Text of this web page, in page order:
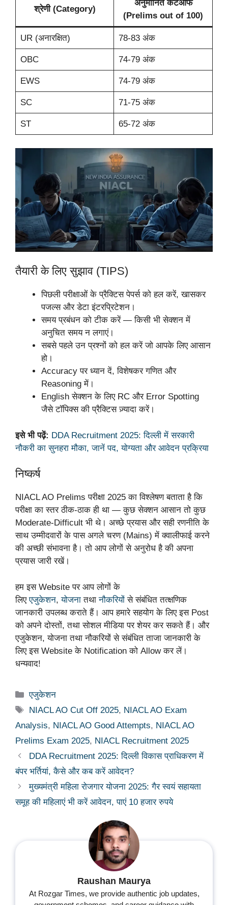
श्रेणी (Category)
अनुमानित कटऑफ
(Prelims out of 100)
UR (अनारक्षित) 78-83 अंक
OBC 74-79 अंक
EWS 74-79 अंक
SC 71-75 अंक
ST 65-72 अंक
तैयारी के लिए सुझाव (TIPS)
पिछली परीक्षाओं के प्रैक्टिस पेपर्स को हल करें, खासकर
पजल्स और डेटा इंटरप्रिटेशन।
समय प्रबंधन को टीक करें — किसी भी सेक्शन में
अनुचित समय न लगाएं।
सबसे पहले उन प्रश्नों को हल करें जो आपके लिए आसान
हो।
Accuracy पर ध्यान दें, विशेषकर गणित और
Reasoning में।
English सेक्शन के लिए RC और Error Spotting
जैसे टॉपिक्स की प्रैक्टिस ज़्यादा करें।
इसे भी पढ़ें: DDA Recruitment 2025: दिल्ली में सरकारी
नौकरी का सुनहरा मौका, जानें पद, योग्यता और आवेदन प्रक्रिया
निष्कर्ष
NIACL AO Prelims परीक्षा 2025 का विश्लेषण बताता है कि
परीक्षा का स्तर ठीक-ठाक ही था — कुछ सेक्शन आसान तो कुछ
Moderate-Difficult भी थे। अच्छे प्रयास और सही रणनीति के
साथ उम्मीदवारों के पास अगले चरण (Mains) में क्वालीफाई करने
की अच्छी संभावना है। तो आप लोगों से अनुरोध है की अपना
प्रयास जारी रखें।
हम इस Website पर आप लोगों के
लिएएजुकेशन,योजनातथानौकरियोंसे संबंधित तत्क्षणिक
जानकारी उपलब्ध कराते हैं। आप हमारे सहयोग के लिए इस Post
को अपने दोस्तों, तथा सोशल मीडिया पर शेयर कर सकते हैं। और
एजुकेशन, योजना तथा नौकरियों से संबंधित ताजा जानकारी के
लिए इस Website के Notification को Allow कर लें।
धन्यवाद!
Categories
एजुकेशन
Tags
NIACL AO Cut Off 2025, NIACL AO Exam
Analysis, NIACL AO Good Attempts, NIACL AO
Prelims Exam 2025, NIACL Recruitment 2025
DDA Recruitment 2025: दिल्ली विकास प्राधिकरण में
बंपर भर्तियां, कैसे और कब करें आवेदन?
मुख्यमंत्री महिला रोजगार योजना 2025: गैर स्वयं सहायता
समूह की महिलाएं भी करें आवेदन, पाएं 10 हजार रुपये
Raushan Maurya
At Rozgar Times, we provide authentic job updates,